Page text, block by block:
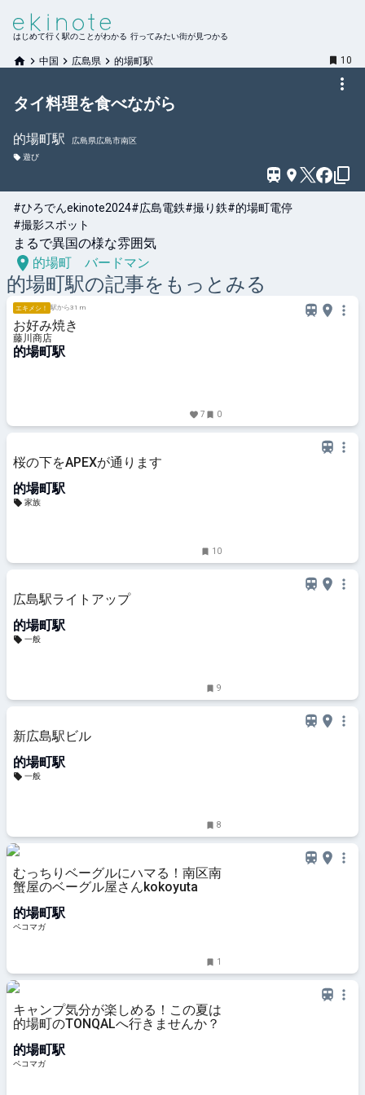
はじめて行く駅のことがわかる 行ってみたい街が見つかる
中国 広島県 的場町駅 10
タイ料理を食べながら
的場町駅
広島県広島市南区
遊び
#ひろでんekinote2024#広島電鉄#撮り鉄#的場町電停
#撮影スポット
まるで異国の様な雰囲気
的場町 バードマン
的場町駅の記事をもっとみる
エキメシ！ 駅から31 m
お好み焼き
藤川商店
的場町駅
7 0
桜の下をAPEXが通ります
的場町駅
家族
10
広島駅ライトアップ
的場町駅
一般
9
新広島駅ビル
的場町駅
一般
8
むっちりベーグルにハマる！南区南
蟹屋のベーグル屋さんkokoyuta
的場町駅
ペコマガ
1
キャンプ気分が楽しめる！この夏は
的場町のTONQALへ行きませんか？
的場町駅
ペコマガ